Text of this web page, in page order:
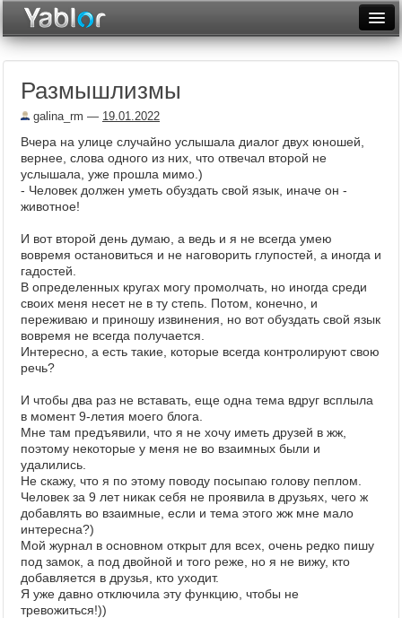
Рейтинги
Архив
Размышлизмы
galina_rm — 19.01.2022
Вчера на улице случайно услышала диалог двух юношей,
вернее, слова одного из них, что отвечал второй не
услышала, уже прошла мимо.)
- Человек должен уметь обуздать свой язык, иначе он -
животное!
И вот второй день думаю, а ведь и я не всегда умею
вовремя остановиться и не наговорить глупостей, а иногда и
гадостей.
В определенных кругах могу промолчать, но иногда среди
своих меня несет не в ту степь. Потом, конечно, и
переживаю и приношу извинения, но вот обуздать свой язык
вовремя не всегда получается.
Интересно, а есть такие, которые всегда контролируют свою
речь?
И чтобы два раз не вставать, еще одна тема вдруг всплыла
в момент 9-летия моего блога.
Мне там предъявили, что я не хочу иметь друзей в жж,
поэтому некоторые у меня не во взаимных были и
удалились.
Не скажу, что я по этому поводу посыпаю голову пеплом.
Человек за 9 лет никак себя не проявила в друзьях, чего ж
добавлять во взаимные, если и тема этого жж мне мало
интересна?)
Мой журнал в основном открыт для всех, очень редко пишу
под замок, а под двойной и того реже, но я не вижу, кто
добавляется в друзья, кто уходит.
Я уже давно отключила эту функцию, чтобы не
тревожиться!))